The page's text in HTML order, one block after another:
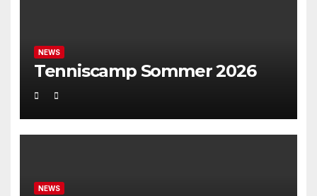
NEWS
Tenniscamp Sommer 2026
NEWS